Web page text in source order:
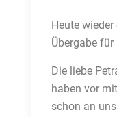
Heute
Übergabe für
Die liebe
haben vor
schon an